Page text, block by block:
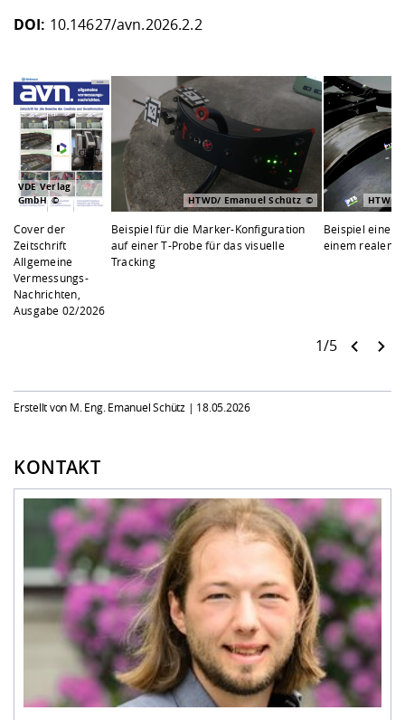
DOI: 10.14627/avn.2026.2.2
VDE Verlag
GmbH
Cover der
Zeitschrift
Allgemeine
Vermessungs-
Nachrichten,
Ausgabe 02/2026
HTWD/ Emanuel Schütz
Beispiel für die Marker-Konfiguration
auf einer T-Probe für das visuelle
Tracking
HTWD/
Beispiel einer
einem realen
1/5
Erstellt von M. Eng. Emanuel Schütz | 18.05.2026
KONTAKT